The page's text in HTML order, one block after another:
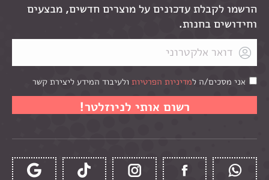
הרשמו לקבלת עדכונים על מוצרים חדשים, מבצעים
וחידושים בחנות.
אני מסכים/ה למדיניות הפרטיות ולעיבוד המידע ליצירת קשר